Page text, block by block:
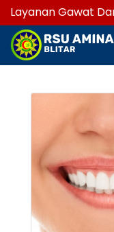
Layanan Gawat